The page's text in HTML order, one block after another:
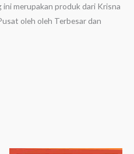
merupakan produk dari Krisna
oleh oleh Terbesar dan